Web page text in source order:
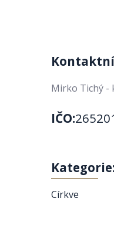
Mirko Tichý -
IČO:
Církve